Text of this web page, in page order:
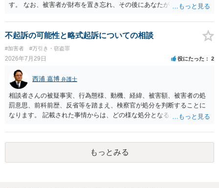
す。 なお、被害者が財布を置き忘れ、その後にあなたがトイレに入
と言い逃れはかなり厳しいものと思います。
不起訴の可能性と略式起訴についての相談
#加害者 #万引き・窃盗罪
2026年7月29日 役にたった 2
西浦 嘉博 弁護士
相談者さんの被疑事実、行為態様、動機、経緯、被害額、被害者の処
罰意思、前科前歴、反省等を踏まえ、検察官が処分を判断することに
なります。 記載された事情からは、どの様な処分となるかを明確に判
いては、相談者さんにとって有意な事情と考えて良いのではないでし
ょうか。 上記、ご参考ください。
もっとみる